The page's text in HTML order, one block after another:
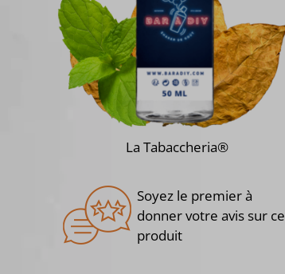
La Tabaccheria®
Soyez le premier à
donner votre avis sur ce
produit